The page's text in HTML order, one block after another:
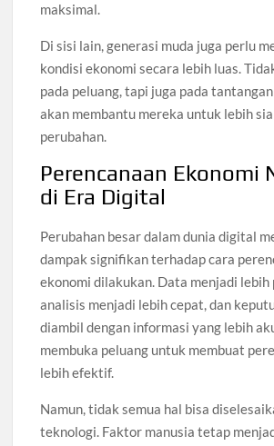
maksimal.
Di sisi lain, generasi muda juga perlu
kondisi ekonomi secara lebih luas.
pada peluang, tapi juga pada
akan membantu mereka untuk lebih
perubahan.
Perencanaan Ekonomi
di Era Digital
Perubahan besar dalam dunia digital
dampak signifikan terhadap cara
ekonomi dilakukan. Data menjadi lebih
analisis menjadi lebih cepat, dan
diambil dengan informasi yang lebih
membuka peluang untuk membuat
lebih efektif.
Namun, tidak semua hal bisa
teknologi. Faktor manusia tetap